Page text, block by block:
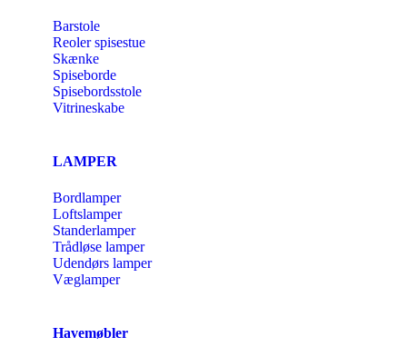
Barstole
Reoler spisestue
Skænke
Spiseborde
Spisebordsstole
Vitrineskabe
LAMPER
Bordlamper
Loftslamper
Standerlamper
Trådløse lamper
Udendørs lamper
Væglamper
Havemøbler